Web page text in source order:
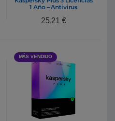
1 Año – Antivirus
25,21 €
MÁS VENDIDO